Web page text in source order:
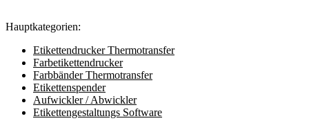
Hauptkategorien:
Etikettendrucker Thermotransfer
Farbetikettendrucker
Farbbänder Thermotransfer
Etikettenspender
Aufwickler / Abwickler
Etikettengestaltungs Software